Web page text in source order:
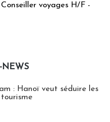
voyages H/F -
NEWS
: Hanoï veut séduire les